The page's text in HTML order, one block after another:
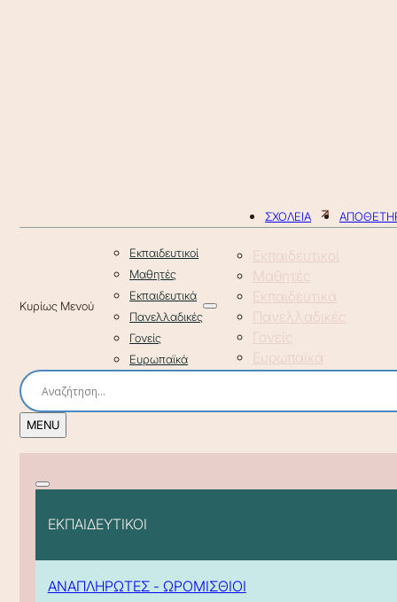
ΣΧΟΛΕΙΑ
Εκπαιδευτικοί
Μαθητές
Εκπαιδευτικά
Πανελλαδικές
Γονείς
Ευρωπαϊκά
Εκπαιδευτικοί
Μαθητές
Εκπαιδευτικά
Πανελλαδικές
Γονείς
Ευρωπαϊκά
ΕΚΠΑΙΔΕΥΤΙΚΟΙ
ΑΝΑΠΛΗΡΩΤΕΣ - ΩΡΟΜΙΣΘΙΟΙ